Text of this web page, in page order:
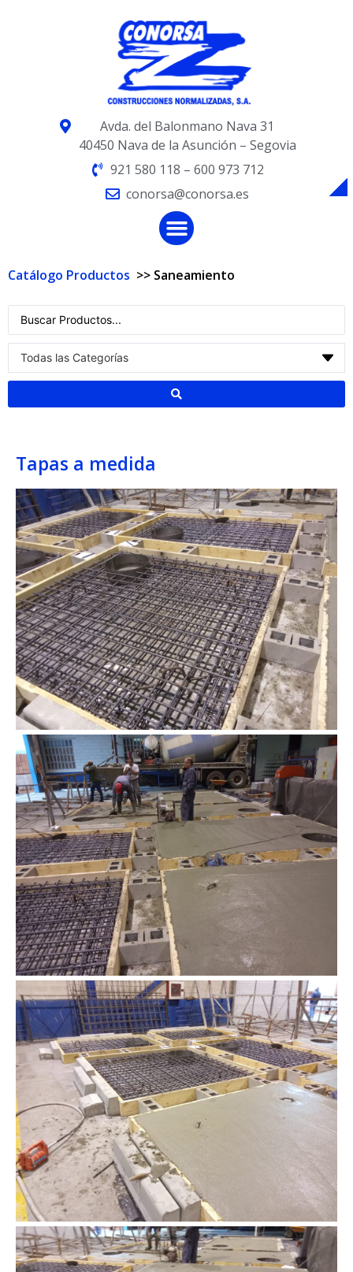
Avda. del Balonmano Nava 31
40450 Nava de la Asunción – Segovia
921 580 118 – 600 973 712
conorsa@conorsa.es
Catálogo Productos >> Saneamiento
Tapas a medida